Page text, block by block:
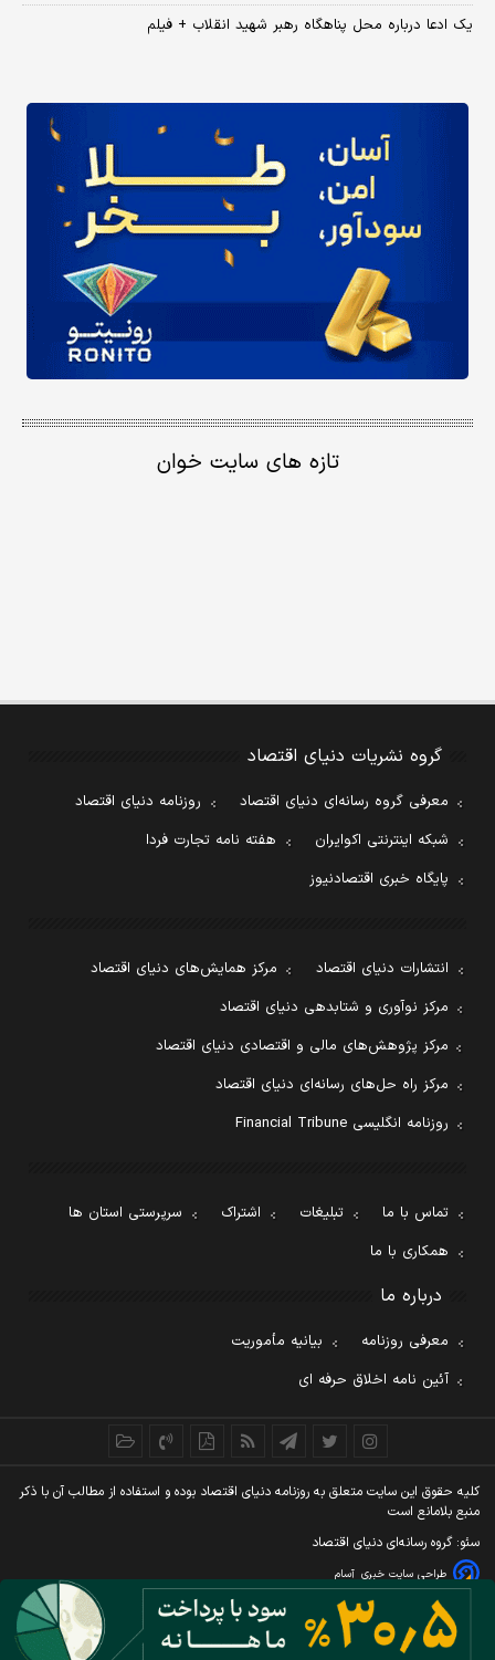
یک ادعا درباره محل پناهگاه‌ رهبر شهید انقلاب + فیلم
تازه های سایت خوان
گروه نشریات دنیای اقتصاد
معرفی گروه رسانه‌ای دنیای اقتصاد
روزنامه دنیای اقتصاد
شبکه اینترنتی اکوایران
هفته نامه تجارت فردا
پایگاه خبری اقتصادنیوز
انتشارات دنیای اقتصاد
مرکز همایش‌های دنیای اقتصاد
مرکز نوآوری و شتابدهی دنیای اقتصاد
مرکز پژوهش‌های مالی و اقتصادی دنیای اقتصاد
مرکز راه حل‌های رسانه‌ای دنیای اقتصاد
روزنامه انگلیسی Financial Tribune
تماس با ما تبلیغات اشتراک
سرپرستی استان ها
همکاری با ما
درباره ما
معرفی روزنامه
بیانیه مأموریت
آئین نامه اخلاق حرفه ای
کليه حقوق اين سايت متعلق به روزنامه دنيای اقتصاد بوده و استفاده از مطالب آن با ذکر
منبع بلامانع است
سئو: گروه رسانه‌ای دنیای اقتصاد
طراحی سایت خبری آسام